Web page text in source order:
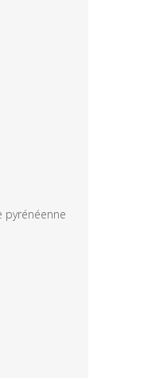
pyrénéenne